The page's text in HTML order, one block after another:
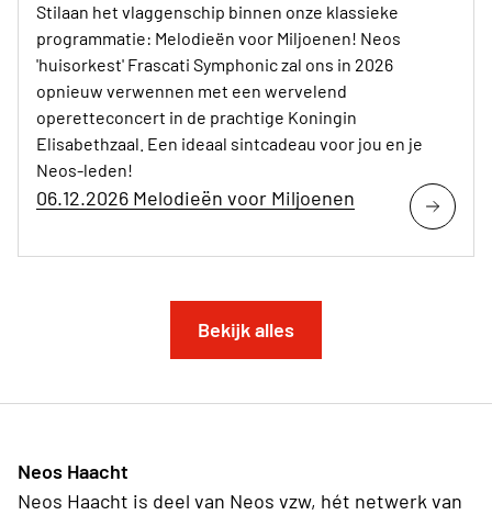
Stilaan het vlaggenschip binnen onze klassieke
programmatie: Melodieën voor Miljoenen! Neos
'huisorkest' Frascati Symphonic zal ons in 2026
opnieuw verwennen met een wervelend
operetteconcert in de prachtige Koningin
Elisabethzaal. Een ideaal sintcadeau voor jou en je
Neos-leden!
06.12.2026 Melodieën voor Miljoenen
Bekijk alles
Neos Haacht
Neos Haacht is deel van Neos vzw, hét netwerk van